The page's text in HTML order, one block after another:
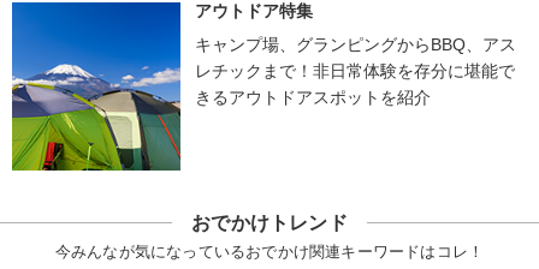
アウトドア特集
キャンプ場、グランピングからBBQ、アス
レチックまで！非日常体験を存分に堪能で
きるアウトドアスポットを紹介
おでかけトレンド
今みんなが気になっているおでかけ関連キーワードはコレ！